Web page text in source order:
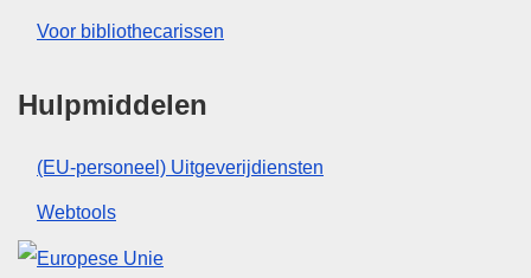
Voor bibliothecarissen
Hulpmiddelen
(EU-personeel) Uitgeverijdiensten
Webtools
Europese Unie